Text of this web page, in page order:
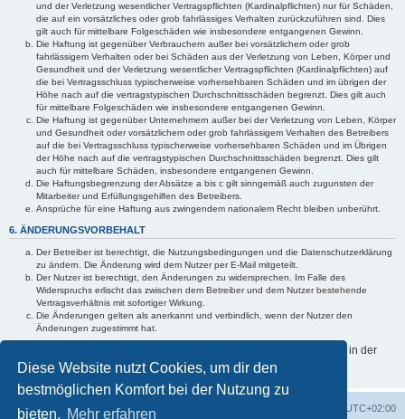
Diese Website nutzt Cookies, um dir den
bestmöglichen Komfort bei der Nutzung zu
bieten. Mehr erfahren
und der Verletzung wesentlicher Vertragspflichten (Kardinalpflichten) nur für Schäden,
die auf ein vorsätzliches oder grob fahrlässiges Verhalten zurückzuführen sind. Dies
gilt auch für mittelbare Folgeschäden wie insbesondere entgangenen Gewinn.
Die Haftung ist gegenüber Verbrauchern außer bei vorsätzlichem oder grob
fahrlässigem Verhalten oder bei Schäden aus der Verletzung von Leben, Körper und
Gesundheit und der Verletzung wesentlicher Vertragspflichten (Kardinalpflichten) auf
die bei Vertragsschluss typischerweise vorhersehbaren Schäden und im übrigen der
Höhe nach auf die vertragstypischen Durchschnittsschäden begrenzt. Dies gilt auch
für mittelbare Folgeschäden wie insbesondere entgangenen Gewinn.
Die Haftung ist gegenüber Unternehmern außer bei der Verletzung von Leben, Körper
und Gesundheit oder vorsätzlichem oder grob fahrlässigem Verhalten des Betreibers
auf die bei Vertragsschluss typischerweise vorhersehbaren Schäden und im Übrigen
der Höhe nach auf die vertragstypischen Durchschnittsschäden begrenzt. Dies gilt
auch für mittelbare Schäden, insbesondere entgangenen Gewinn.
Die Haftungsbegrenzung der Absätze a bis c gilt sinngemäß auch zugunsten der
Mitarbeiter und Erfüllungsgehilfen des Betreibers.
Ansprüche für eine Haftung aus zwingendem nationalem Recht bleiben unberührt.
6. ÄNDERUNGSVORBEHALT
Der Betreiber ist berechtigt, die Nutzungsbedingungen und die Datenschutzerklärung
zu ändern. Die Änderung wird dem Nutzer per E-Mail mitgeteilt.
Der Nutzer ist berechtigt, den Änderungen zu widersprechen. Im Falle des
Widerspruchs erlischt das zwischen dem Betreiber und dem Nutzer bestehende
Vertragsverhältnis mit sofortiger Wirkung.
Die Änderungen gelten als anerkannt und verbindlich, wenn der Nutzer den
Änderungen zugestimmt hat.
Informationen über den Umgang mit deinen persönlichen Daten sind in der
Datenschutzerklärung enthalten.
Foren-Übersicht UTC+02:00